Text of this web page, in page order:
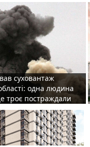
суховантаж
одна людина
троє постраждали